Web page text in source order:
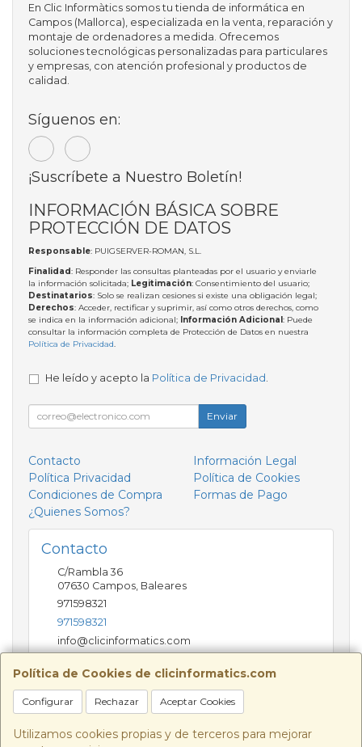
Política de Cookies de clicinformatics.com
Configurar Rechazar Aceptar Cookies
Utilizamos cookies propias y de terceros para mejorar
En Clic Informàtics somos tu tienda de informática en
Campos (Mallorca), especializada en la venta, reparación y
montaje de ordenadores a medida. Ofrecemos
soluciones tecnológicas personalizadas para particulares
y empresas, con atención profesional y productos de
calidad.
Síguenos en:
¡Suscríbete a Nuestro Boletín!
INFORMACIÓN BÁSICA SOBRE
PROTECCIÓN DE DATOS
Responsable: PUIGSERVER-ROMAN, S.L.
Finalidad: Responder las consultas planteadas por el usuario y enviarle
la información solicitada; Legitimación: Consentimiento del usuario;
Destinatarios: Solo se realizan cesiones si existe una obligación legal;
Derechos: Acceder, rectificar y suprimir, así como otros derechos, como
se indica en la información adicional; Información Adicional: Puede
consultar la información completa de Protección de Datos en nuestra
Política de Privacidad.
He leído y acepto la Política de Privacidad
Enviar
Contacto
Información Legal
Política Privacidad
Política de Cookies
Condiciones de Compra
Formas de Pago
¿Quienes Somos?
Contacto
C/Rambla 36
07630 Campos Baleares
971598321
971598321
info@clicinformatics.com
Horario
De lunes a viernes 9:00-13:30/16:00-19:30 Sábados
10:00-13:00